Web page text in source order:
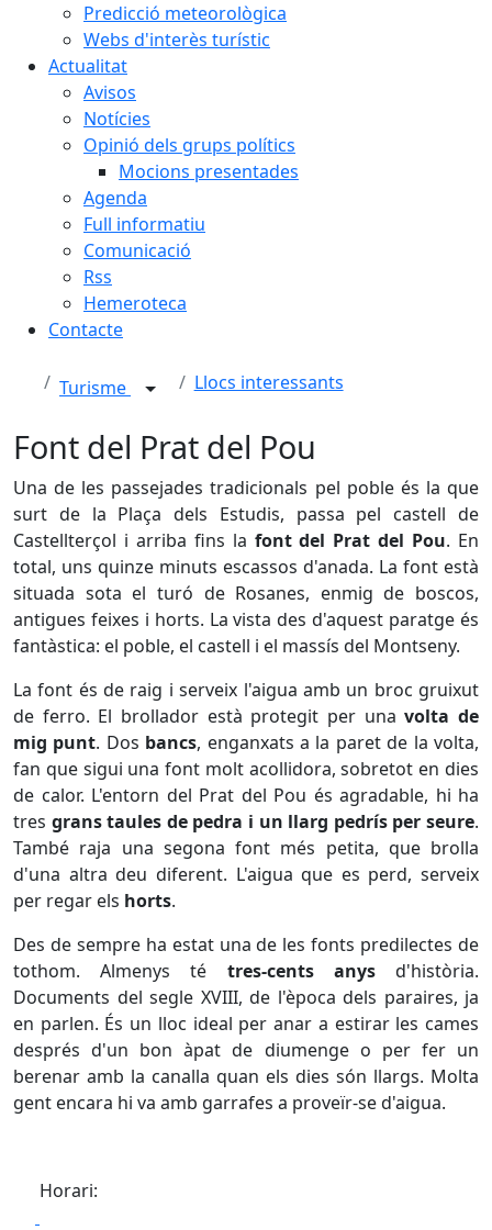
Predicció meteorològica
Webs d'interès turístic
Actualitat
Avisos
Notícies
Opinió dels grups polítics
Mocions presentades
Agenda
Full informatiu
Comunicació
Rss
Hemeroteca
Contacte
Turisme Llocs interessants
Font del Prat del Pou
Una de les passejades tradicionals pel poble és la que
surt de la Plaça dels Estudis, passa pel castell de
Castellterçol i arriba fins la font del Prat del Pou. En
total, uns quinze minuts escassos d'anada. La font està
situada sota el turó de Rosanes, enmig de boscos,
antigues feixes i horts. La vista des d'aquest paratge és
fantàstica: el poble, el castell i el massís del Montseny.
La font és de raig i serveix l'aigua amb un broc gruixut
de ferro. El brollador està protegit per unavolta de
mig punt. Dos bancs, enganxats a la paret de la volta,
fan que sigui una font molt acollidora, sobretot en dies
de calor. L'entorn del Prat del Pou és agradable, hi ha
tres grans taules de pedra i un llarg pedrís per seure.
També raja una segona font més petita, que brolla
d'una altra deu diferent. L'aigua que es perd, serveix
per regar els horts.
Des de sempre ha estat una de les fonts predilectes de
tothom. Almenys té tres-cents anysd'història.
Documents del segle XVIII, de l'època dels paraires, ja
en parlen. És un lloc ideal per anar a estirar les cames
després d'un bon àpat de diumenge o per fer un
berenar amb la canalla quan els dies són llargs. Molta
gent encara hi va amb garrafes a proveïr-se d'aigua.
Horari: